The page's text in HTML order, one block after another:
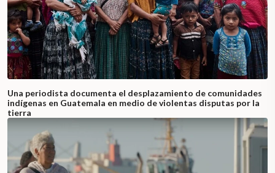
Una periodista documenta el desplazamiento de comunidades
indígenas en Guatemala en medio de violentas disputas por la
tierra